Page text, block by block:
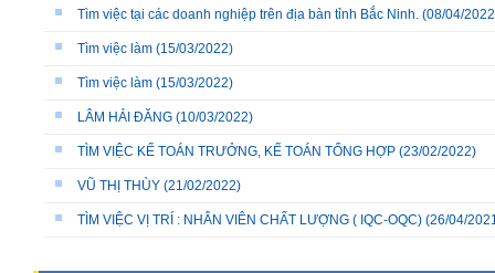
Tìm việc tại các doanh nghiệp trên địa bàn tỉnh Bắc Ninh. (08/04/
Tìm việc làm (15/03/2022)
Tìm việc làm (15/03/2022)
LÂM HẢI ĐĂNG (10/03/2022)
TÌM VIỆC KẾ TOÁN TRƯỞNG, KẾ TOÁN TỔNG HỢP (23/02/2022)
VŨ THỊ THÙY (21/02/2022)
TÌM VIỆC VỊ TRÍ : NHÂN VIÊN CHẤT LƯỢNG ( IQC-OQC) (26/04/